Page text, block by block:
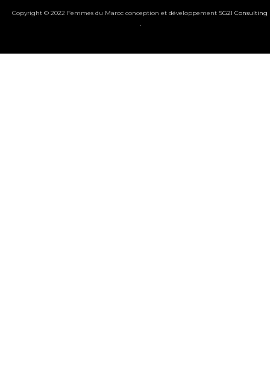
Copyright © 2022 Femmes du Maroc conception et développement SG2I Consulting